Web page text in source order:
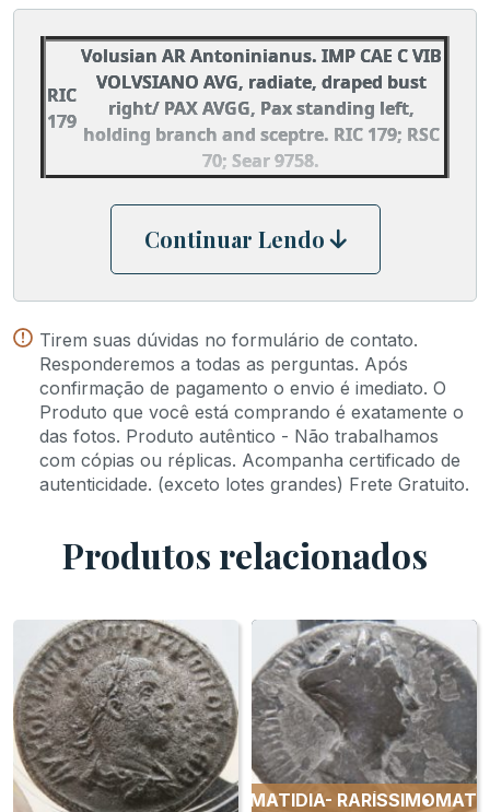
RIC
179
Volusian AR Antoninianus. IMP CAE C VIB
VOLVSIANO AVG, radiate, draped bust
right/ PAX AVGG, Pax standing left,
holding branch and sceptre. RIC 179; RSC
70; Sear 9758.
Continuar Lendo
Tirem suas dúvidas no formulário de contato.
Responderemos a todas as perguntas. Após
confirmação de pagamento o envio é imediato. O
Produto que você está comprando é exatamente o
das fotos. Produto autêntico - Não trabalhamos
com cópias ou réplicas. Acompanha certificado de
autenticidade. (exceto lotes grandes) Frete Gratuito.
Produtos relacionados
MATIDIA- RARÍSSIMOMATIDIA- RARÍSSIMOMATIDIA-